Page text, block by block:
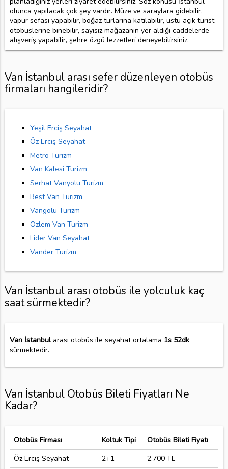
olunca yapılacak çok şey vardır. Müze ve saraylara gidebilir,
vapur sefası yapabilir, boğaz turlarına katılabilir, üstü açık turist
otobüslerine binebilir, sayısız mağazanın yer aldığı caddelerde
alışveriş yapabilir, şehre özgü lezzetleri deneyebilirsiniz.
Van İstanbul arası sefer düzenleyen otobüs
firmaları hangileridir?
Yeşil Erciş Seyahat
Öz Erciş Seyahat
Metro Turizm
Van Kalesi Turizm
Serhat Vanyolu Turizm
Best Van Turizm
Vangölü Turizm
Özlem Van Turizm
Lider Van Seyahat
Vander Turizm
Van İstanbul arası otobüs ile yolculuk kaç
saat sürmektedir?
Van İstanbularası otobüs ile seyahat ortalama 1s 52dk
sürmektedir.
Van İstanbul Otobüs Bileti Fiyatları Ne
Kadar?
Otobüs Firması Koltuk Tipi
Otobüs Bileti Fiyatı
Öz Erciş Seyahat
2+1
2.700 TL